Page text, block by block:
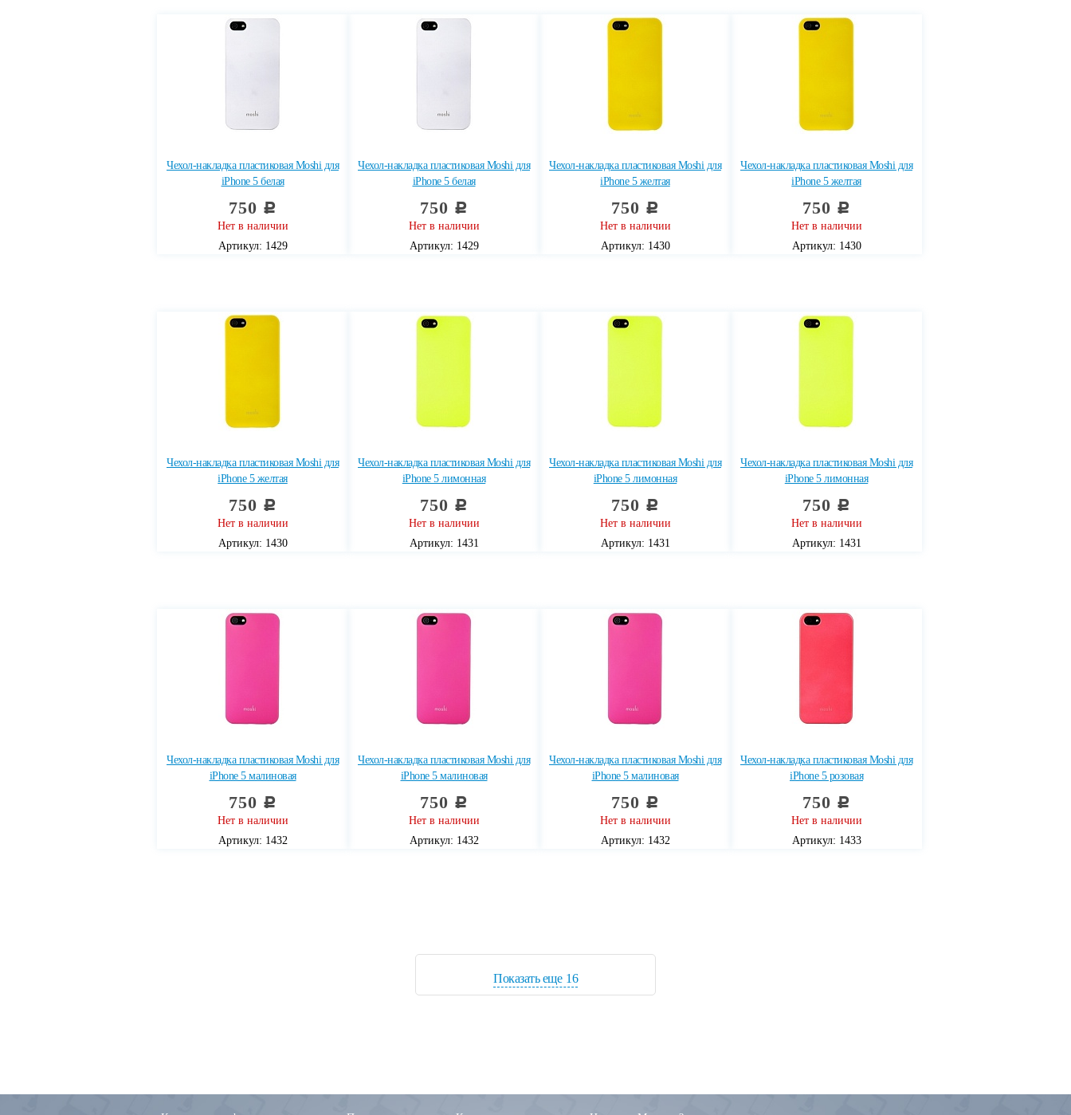
Чехол-накладка пластиковая Moshi для
iPhone 5 белая
750 c
Нет в наличии
Артикул: 1429
Чехол-накладка пластиковая Moshi для
iPhone 5 белая
750 c
Нет в наличии
Артикул: 1429
Чехол-накладка пластиковая Moshi для
iPhone 5 желтая
750 c
Нет в наличии
Артикул: 1430
Чехол-накладка пластиковая Moshi для
iPhone 5 желтая
750 c
Нет в наличии
Артикул: 1430
Чехол-накладка пластиковая Moshi для
iPhone 5 желтая
750 c
Нет в наличии
Артикул: 1430
Чехол-накладка пластиковая Moshi для
iPhone 5 лимонная
750 c
Нет в наличии
Артикул: 1431
Чехол-накладка пластиковая Moshi для
iPhone 5 лимонная
750 c
Нет в наличии
Артикул: 1431
Чехол-накладка пластиковая Moshi для
iPhone 5 лимонная
750 c
Нет в наличии
Артикул: 1431
Чехол-накладка пластиковая Moshi для
iPhone 5 малиновая
750 c
Нет в наличии
Артикул: 1432
Чехол-накладка пластиковая Moshi для
iPhone 5 малиновая
750 c
Нет в наличии
Артикул: 1432
Чехол-накладка пластиковая Moshi для
iPhone 5 малиновая
750 c
Нет в наличии
Артикул: 1432
Чехол-накладка пластиковая Moshi для
iPhone 5 розовая
750 c
Нет в наличии
Артикул: 1433
Показать еще 16